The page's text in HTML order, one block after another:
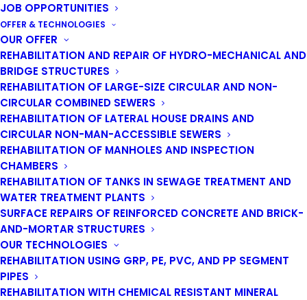
JOB OPPORTUNITIES
OFFER & TECHNOLOGIES
OUR OFFER
REHABILITATION AND REPAIR OF HYDRO-MECHANICAL AND
BRIDGE STRUCTURES
REHABILITATION OF LARGE-SIZE CIRCULAR AND NON-
CIRCULAR COMBINED SEWERS
REHABILITATION OF LATERAL HOUSE DRAINS AND
CIRCULAR NON-MAN-ACCESSIBLE SEWERS
REHABILITATION OF MANHOLES AND INSPECTION
CHAMBERS
REHABILITATION OF TANKS IN SEWAGE TREATMENT AND
WATER TREATMENT PLANTS
SURFACE REPAIRS OF REINFORCED CONCRETE AND BRICK-
AND-MORTAR STRUCTURES
OUR TECHNOLOGIES
REHABILITATION USING GRP, PE, PVC, AND PP SEGMENT
PIPES
REHABILITATION WITH CHEMICAL RESISTANT MINERAL
Technologie
bezwykopowe są od lat
w centrum naszego
zainteresowania
Ich atuty są nie do przecenienia. Nie tylko redukują
do minimum konieczność wykonywania robót
ziemnych, w tym niszczenia nawierzchni ulicznych i
ich odtwarzania, ale także ograniczają ryzyko ich
uszkodzeń czy osiadania. Stosowanie metod no-
dig nie wymaga realizowania robót
odwodnieniowych i nie wiąże się z